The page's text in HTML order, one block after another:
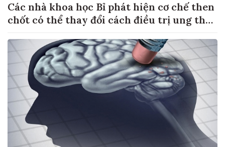
Các nhà khoa học Bỉ phát hiện cơ chế then
chốt có thể thay đổi cách điều trị ung thư